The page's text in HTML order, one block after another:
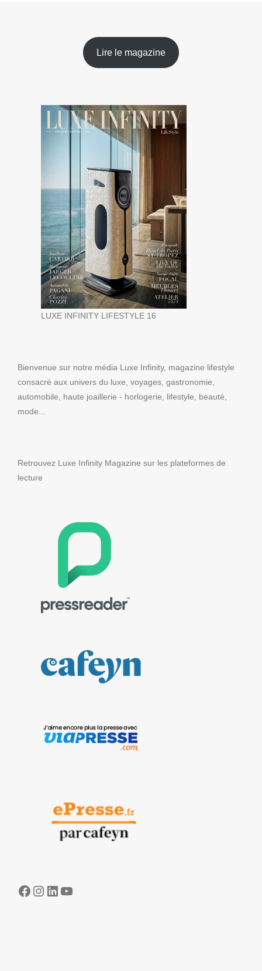
Lire le magazine
LUXE INFINITY LIFESTYLE 16
Bienvenue sur notre média Luxe Infinity, magazine lifestyle
consacré aux univers du luxe, voyages, gastronomie,
automobile, haute joaillerie - horlogerie, lifestyle, beauté,
mode...
Retrouvez Luxe Infinity Magazine sur les plateformes de
lecture
Facebook
Instagram
LinkedIn
YouTube